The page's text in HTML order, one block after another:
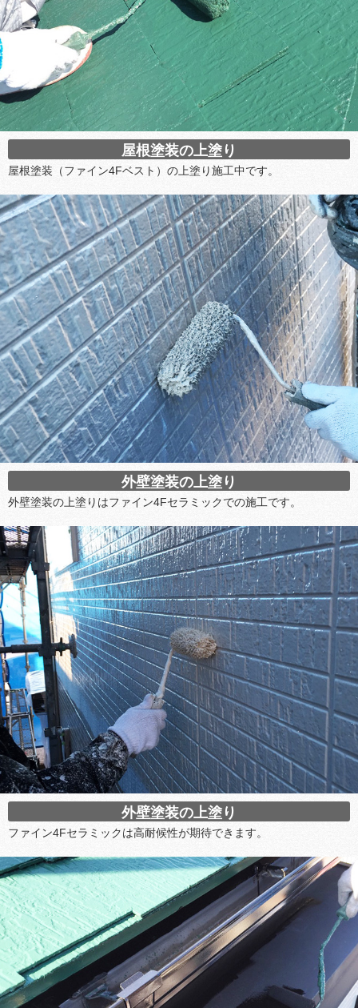
屋根塗装の上塗り
屋根塗装（ファイン4Fベスト）の上塗り施工中です。
外壁塗装の上塗り
外壁塗装の上塗りはファイン4Fセラミックでの施工です。
外壁塗装の上塗り
ファイン4Fセラミックは高耐候性が期待できます。